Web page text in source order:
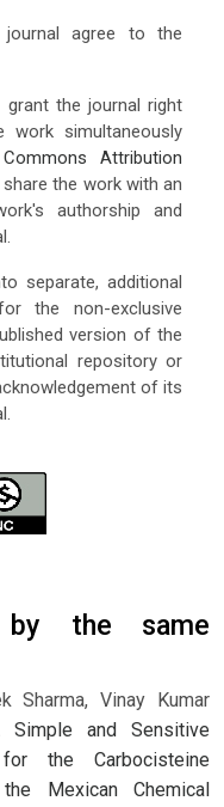
agree to the
the journal right
simultaneously
Attribution
the work with an
authorship and
separate, additional
the non-exclusive
version of the
repository or
of its
the same
Sharma, Vinay Kumar
Simple and Sensitive
the Carbocisteine
Mexican Chemical